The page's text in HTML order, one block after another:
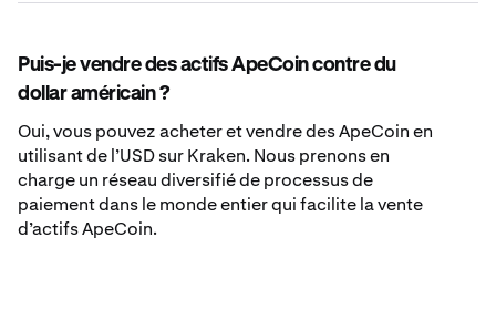
Puis-je vendre des actifs ApeCoin contre du
dollar américain ?
Oui, vous pouvez acheter et vendre des ApeCoin en
utilisant de l’USD sur Kraken. Nous prenons en
charge un réseau diversifié de processus de
paiement dans le monde entier qui facilite la vente
d’actifs ApeCoin.